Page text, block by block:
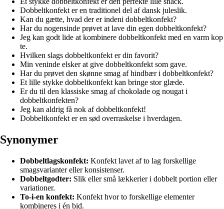
Dobbeltkonfekt er en traditionel del af dansk juleslik.
Kan du gætte, hvad der er indeni dobbeltkonfekt?
Har du nogensinde prøvet at lave din egen dobbeltkonfekt?
Jeg kan godt lide at kombinere dobbeltkonfekt med en varm kop
te.
Hvilken slags dobbeltkonfekt er din favorit?
Min veninde elsker at give dobbeltkonfekt som gave.
Har du prøvet den skønne smag af hindbær i dobbeltkonfekt?
Et lille stykke dobbeltkonfekt kan bringe stor glæde.
Er du til den klassiske smag af chokolade og nougat i
dobbeltkonfekten?
Jeg kan aldrig få nok af dobbeltkonfekt!
Dobbeltkonfekt er en sød overraskelse i hverdagen.
Synonymer
Dobbeltlagskonfekt: Konfekt lavet af to lag forskellige
smagsvarianter eller konsistenser.
Dobbeltgodter: Slik eller små lækkerier i dobbelt portion eller
variationer.
To-i-en konfekt: Konfekt hvor to forskellige elementer
kombineres i én bid.